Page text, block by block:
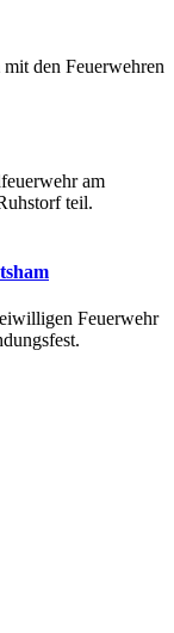
den Feuerwehren
am
teil.
Feuerwehr